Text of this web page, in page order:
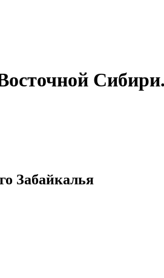
Сибири.
Забайкалья